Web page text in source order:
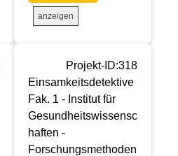
anzeigen
Projekt-ID:318
Einsamkeitsdetektive
Fak. 1 - Institut für
Gesundheitswissensc
haften -
Forschungsmethoden